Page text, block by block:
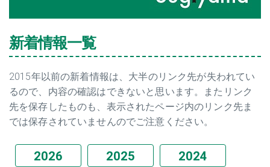
新着情報一覧
2015年以前の新着情報は、大半のリンク先が失われてい
るので、内容の確認はできないと思います。またリンク
先を保存したものも、表示されたページ内のリンク先ま
では保存されていませんのでご注意ください。
2026 2025
2024